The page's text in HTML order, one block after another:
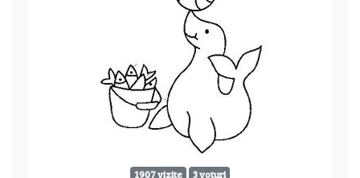
1907 vizite 3 voturi